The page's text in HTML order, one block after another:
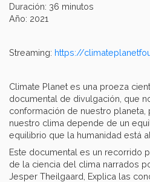
Duración: 36 minutos
Año: 2021
Streaming: https://
Climate Planet es una proeza
documental de divulgación, que
conformación de nuestro planeta,
nuestro clima depende de un
equilibrio que la humanidad está
Este documental es un recorrido
de la ciencia del clima narrados
Jesper Theilgaard, Explica las